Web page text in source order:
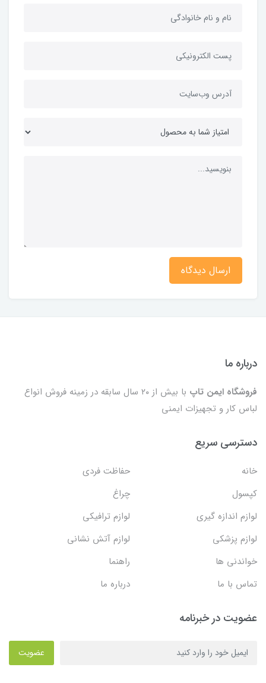
ارسال دیدگاه
درباره ما
فروشگاه ایمن تاپ
با بیش از ۲۰ سال سابقه در زمینه فروش انواع
لباس کار و تجهیزات ایمنی
دسترسی سریع
خانه
حفاظت فردی
کپسول
چراغ
لوازم اندازه گیری
لوازم ترافیکی
لوازم پزشکی
لوازم آتش نشانی
خواندنی ها
راهنما
تماس با ما
درباره ما
عضویت در خبرنامه
عضویت